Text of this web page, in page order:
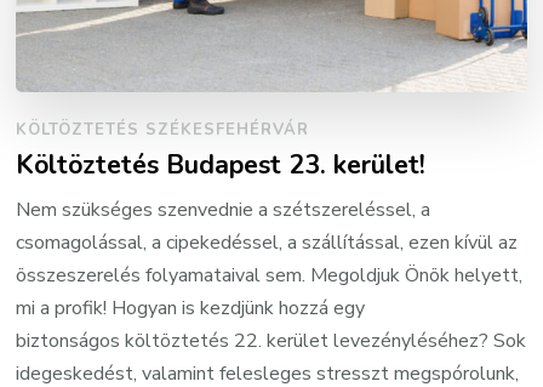
KÖLTÖZTETÉS SZÉKESFEHÉRVÁR
Költöztetés Budapest 23. kerület!
Nem szükséges szenvednie a szétszereléssel, a
csomagolással, a cipekedéssel, a szállítással, ezen kívül az
összeszerelés folyamataival sem. Megoldjuk Önök helyett,
mi a profik! Hogyan is kezdjünk hozzá egy
biztonságos költöztetés 22. kerület levezényléséhez? Sok
idegeskedést, valamint felesleges stresszt megspórolunk,